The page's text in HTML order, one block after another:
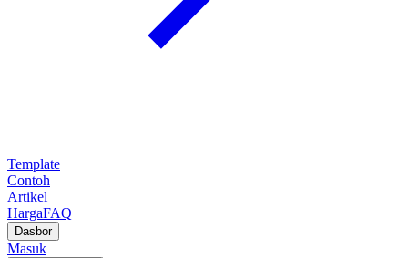
Template
Contoh
Artikel
HargaFAQ
Dasbor
Masuk